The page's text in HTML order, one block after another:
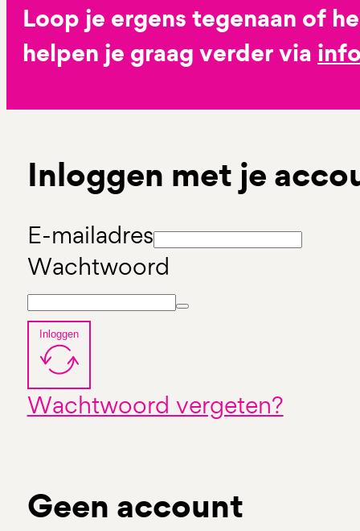
Loop je ergens tegenaan of
helpen je graag verder via
Inloggen met je
E-mailadres
Wachtwoord
Inloggen
Wachtwoord vergeten?
Geen account